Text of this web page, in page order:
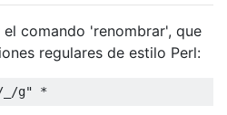
el comando 'renombrar', que
regulares de estilo Perl: